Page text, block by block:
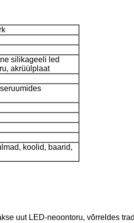
silikageeli led
akrüülplaat
koolid, baarid,
uut LED-neoontoru, võrreldes